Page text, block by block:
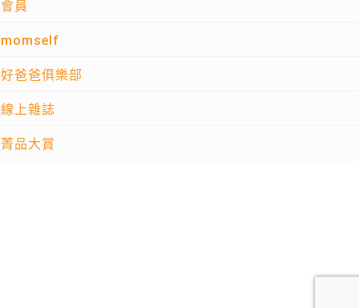
會員
momself
好爸爸俱樂部
線上雜誌
菁品大賞